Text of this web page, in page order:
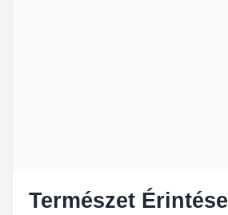
Természet Érintése